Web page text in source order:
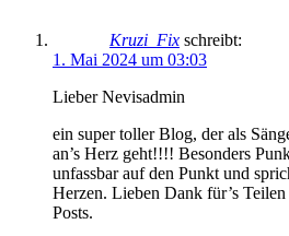
Kruzi_Fix schreibt:
1. Mai 2024 um 03:03
Lieber Nevisadmin
ein super toller Blog, der als
an’s Herz geht!!!! Besonders
unfassbar auf den Punkt und
Herzen. Lieben Dank für’s
Posts.